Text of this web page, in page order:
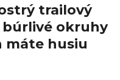
ostrý trailový
okruhy
máte husiu